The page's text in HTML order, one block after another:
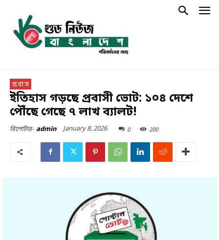
প্রবাস
ইতিহাস গড়ছে প্রবাসী ভোট: ১০৪ দেশে
পৌঁছে গেছে ৭ লাখ ব্যালট!
রিপোর্টার- admin January 8, 2026 0 200